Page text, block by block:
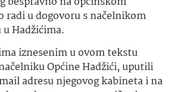
radi u dogovoru s načelnikom
Hadžićima.
iznesenim u ovom tekstu
Općine Hadžići, uputili
adresu njegovog kabineta i na